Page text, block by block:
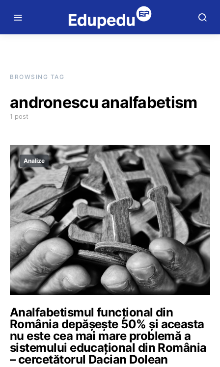
BROWSING TAG
andronescu analfabetism
1 post
Analize
Analfabetismul funcțional din
România depășește 50% și aceasta
nu este cea mai mare problemă a
sistemului educațional din România
– cercetătorul Dacian Dolean